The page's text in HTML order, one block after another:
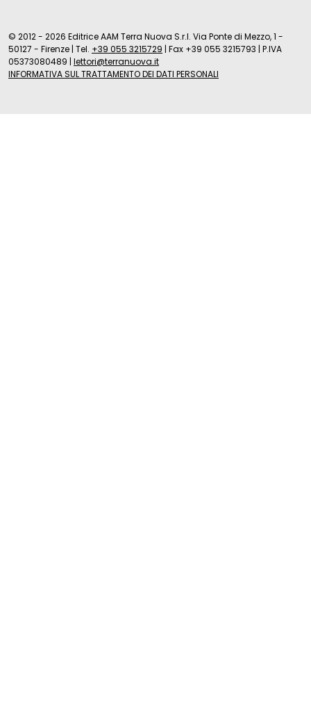
© 2012 - 2026 Editrice AAM Terra Nuova S.r.l. Via Ponte di Mezzo, 1 -
50127 - Firenze | Tel. +39 055 3215729 | Fax +39 055 3215793 | P.IVA
05373080489 | lettori@terranuova.it
INFORMATIVA SUL TRATTAMENTO DEI DATI PERSONALI